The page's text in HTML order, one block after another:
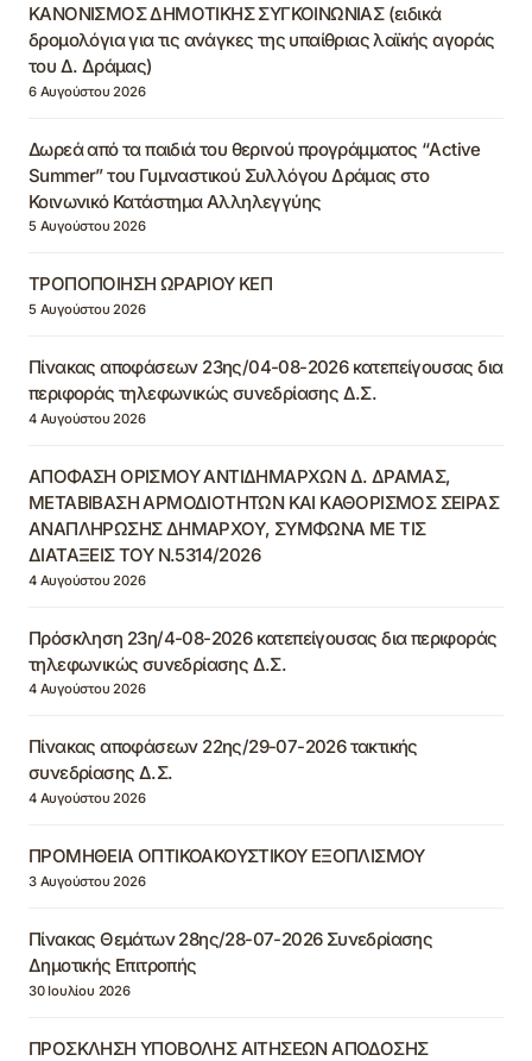
ΚΑΝΟΝΙΣΜΟΣ ΔΗΜΟΤΙΚΗΣ ΣΥΓΚΟΙΝΩΝΙΑΣ (ειδικά
δρομολόγια για τις ανάγκες της υπαίθριας λαϊκής αγοράς
του Δ. Δράμας)
6 Αυγούστου 2026
Δωρεά από τα παιδιά του θερινού προγράμματος “Active
Summer” του Γυμναστικού Συλλόγου Δράμας στο
Κοινωνικό Κατάστημα Αλληλεγγύης
5 Αυγούστου 2026
ΤΡΟΠΟΠΟΙΗΣΗ ΩΡΑΡΙΟΥ ΚΕΠ
5 Αυγούστου 2026
Πίνακας αποφάσεων 23ης/04-08-2026 κατεπείγουσας δια
περιφοράς τηλεφωνικώς συνεδρίασης Δ.Σ.
4 Αυγούστου 2026
ΑΠΟΦΑΣΗ ΟΡΙΣΜΟΥ ΑΝΤΙΔΗΜΑΡΧΩΝ Δ. ΔΡΑΜΑΣ,
ΜΕΤΑΒΙΒΑΣΗ ΑΡΜΟΔΙΟΤΗΤΩΝ ΚΑΙ ΚΑΘΟΡΙΣΜΟΣ ΣΕΙΡΑΣ
ΑΝΑΠΛΗΡΩΣΗΣ ΔΗΜΑΡΧΟΥ, ΣΥΜΦΩΝΑ ΜΕ ΤΙΣ
ΔΙΑΤΑΞΕΙΣ ΤΟΥ Ν.5314/2026
4 Αυγούστου 2026
Πρόσκληση 23η/4-08-2026 κατεπείγουσας δια περιφοράς
τηλεφωνικώς συνεδρίασης Δ.Σ.
4 Αυγούστου 2026
Πίνακας αποφάσεων 22ης/29-07-2026 τακτικής
συνεδρίασης Δ.Σ.
4 Αυγούστου 2026
ΠΡΟΜΗΘΕΙΑ ΟΠΤΙΚΟΑΚΟΥΣΤΙΚΟΥ ΕΞΟΠΛΙΣΜΟΥ
3 Αυγούστου 2026
Πίνακας Θεμάτων 28ης/28-07-2026 Συνεδρίασης
Δημοτικής Επιτροπής
30 Ιουλίου 2026
ΠΡΟΣΚΛΗΣΗ ΥΠΟΒΟΛΗΣ ΑΙΤΗΣΕΩΝ ΑΠΟΔΟΣΗΣ